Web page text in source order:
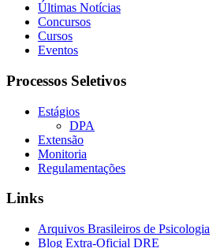
Últimas Notícias
Concursos
Cursos
Eventos
Processos Seletivos
Estágios
DPA
Extensão
Monitoria
Regulamentações
Links
Arquivos Brasileiros de Psicologia
Blog Extra-Oficial DRE